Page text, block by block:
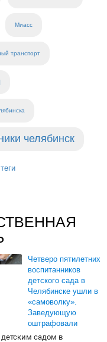
Миасс
транспорт
челябинск
Четверо пятилетних
воспитанников
детского сада в
Челябинске ушли в
«самоволку».
Заведующую
оштрафовали
садом в